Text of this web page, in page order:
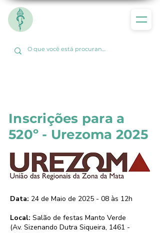
Inscrições para a
520º - Urezoma 2025
Data: 24 de Maio de 2025 - 08 às 12h
Local: Salão de festas Manto Verde
(Av. Sizenando Dutra Siqueira, 1461 -